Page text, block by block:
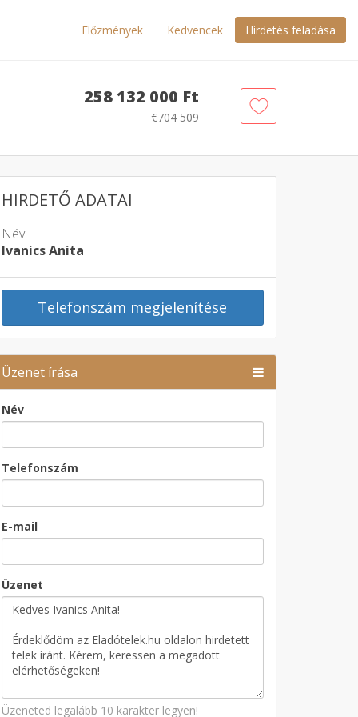
Előzmények Kedvencek Hirdetés feladása
258 132 000 Ft
€704 509
HIRDETŐ ADATAI
Név:
Ivanics Anita
Telefonszám megjelenítése
Üzenet írása
Név
Telefonszám
E-mail
Üzenet
Üzeneted legalább 10 karakter legyen!